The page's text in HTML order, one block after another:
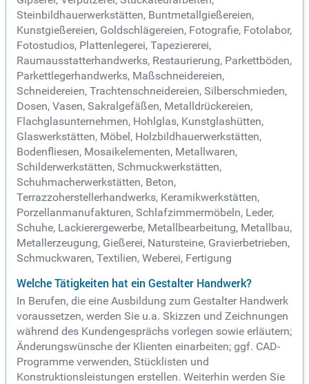
Steinbildhauerwerkstätten, Buntmetallgießereien,
Kunstgießereien, Goldschlägereien, Fotografie, Fotolabor,
Fotostudios, Plattenlegerei, Tapeziererei,
Raumausstatterhandwerks, Restaurierung, Parkettböden,
Parkettlegerhandwerks, Maßschneidereien,
Schneidereien, Trachtenschneidereien, Silberschmieden,
Dosen, Vasen, Sakralgefäßen, Metalldrückereien,
Flachglasunternehmen, Hohlglas, Kunstglashütten,
Glaswerkstätten, Möbel, Holzbildhauerwerkstätten,
Bodenfliesen, Mosaikelementen, Metallwaren,
Schilderwerkstätten, Schmuckwerkstätten,
Schuhmacherwerkstätten, Beton,
Terrazzoherstellerhandwerks, Keramikwerkstätten,
Porzellanmanufakturen, Schlafzimmermöbeln, Leder,
Schuhe, Lackierergewerbe, Metallbearbeitung, Metallbau,
Metallerzeugung, Gießerei, Natursteine, Gravierbetrieben,
Schmuckwaren, Textilien, Weberei, Fertigung
Welche Tätigkeiten hat ein Gestalter Handwerk?
In Berufen, die eine Ausbildung zum Gestalter Handwerk
voraussetzen, werden Sie u.a. Skizzen und Zeichnungen
während des Kundengesprächs vorlegen sowie erläutern;
Änderungswünsche der Klienten einarbeiten; ggf. CAD-
Programme verwenden, Stücklisten und
Konstruktionsleistungen erstellen. Weiterhin werden Sie